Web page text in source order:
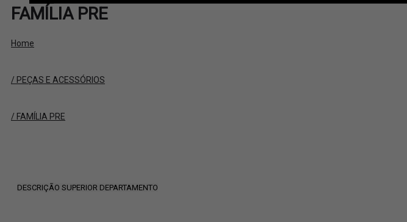
FAMÍLIA PRE
Home
/ PEÇAS E ACESSÓRIOS
/ FAMÍLIA PRE
DESCRIÇÃO SUPERIOR DEPARTAMENTO